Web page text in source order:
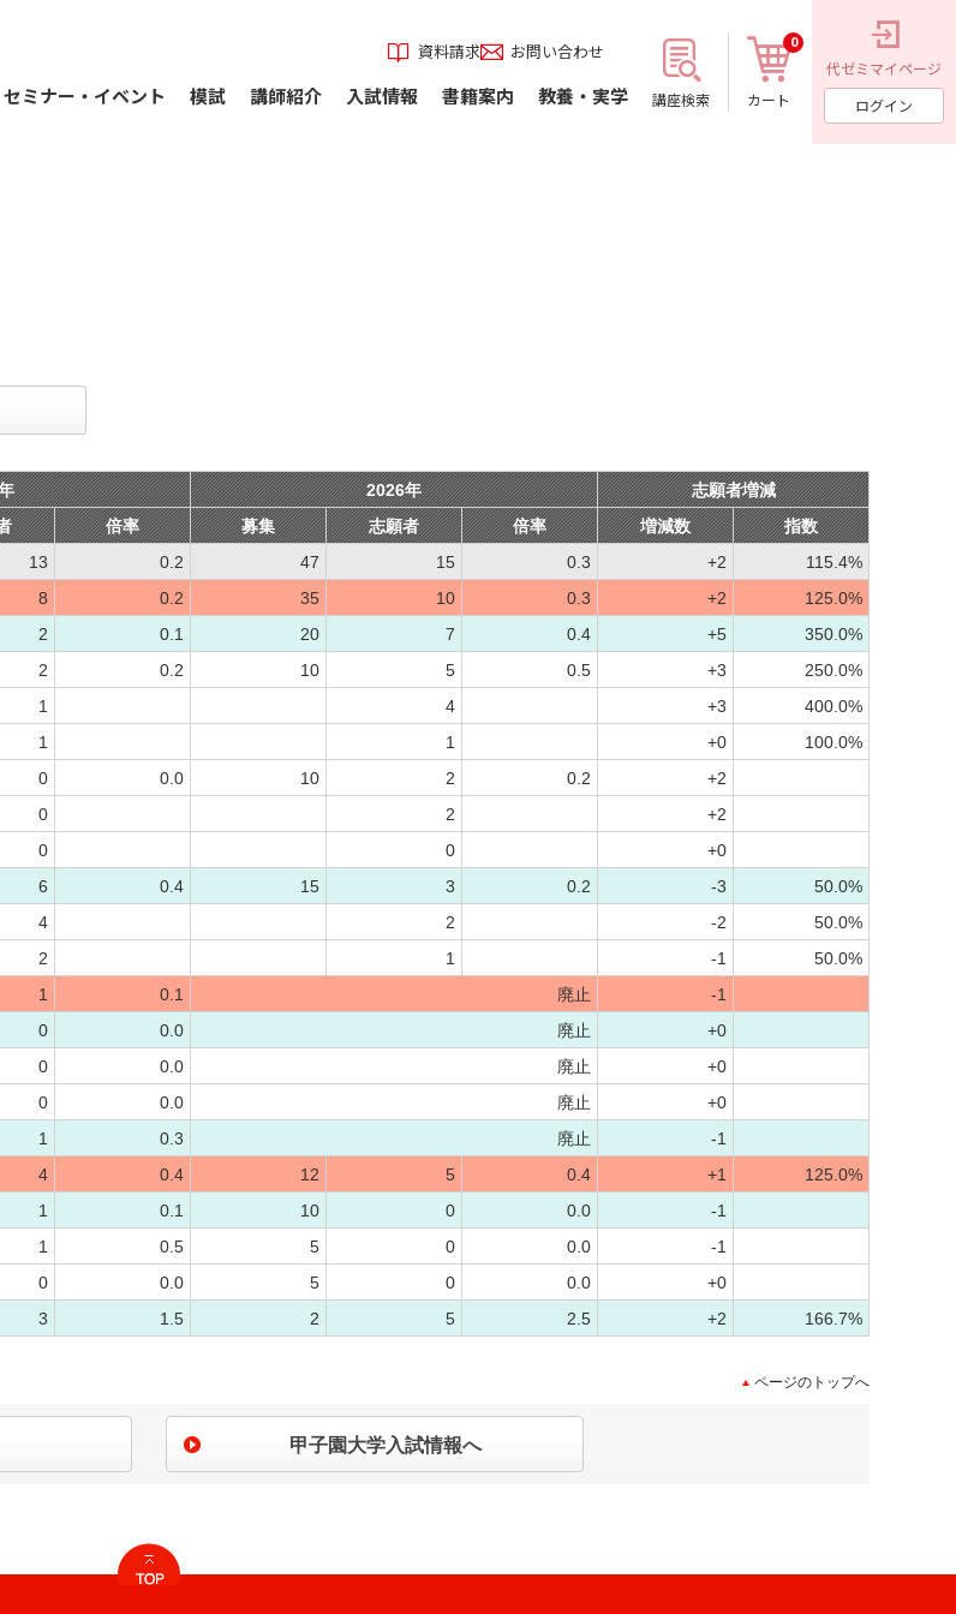
資料請求 お問い合わせ
セミナー・イベント 模試 講師紹介 入試情報 書籍案内 教養・実学 講座検索 カート
0
代ゼミマイページ
ログイン
2026年
志願者増減
倍率 募集 志願者 倍率 増減数
指数
13 0.2 47 15 0.3 +2
115.4%
8 0.2 35 10 0.3 +2
125.0%
2 0.1 20 7 0.4 +5
350.0%
2 0.2 10 5 0.5 +3
250.0%
1 4 +3
400.0%
1 1 +0
100.0%
0 0.0 10 2 0.2
+2
0 2
+2
0 0
+0
6 0.4 15 3 0.2 -3
50.0%
4 2 -2
50.0%
2 1 -1
50.0%
1 0.1 廃止
-1
0 0.0 廃止
+0
0 0.0 廃止
+0
0 0.0 廃止
+0
1 0.3 廃止
-1
4 0.4 12 5 0.4 +1
125.0%
1 0.1 10 0 0.0
-1
1 0.5 5 0 0.0
-1
0 0.0 5 0 0.0
+0
3 1.5 2 5 2.5 +2 166.7%
ページのトップへ
甲子園大学入試情報へ